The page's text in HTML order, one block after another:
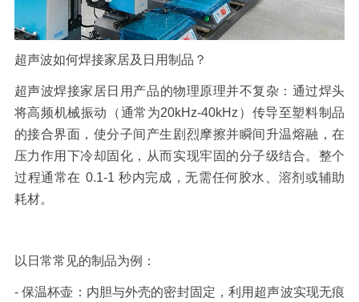
超声波如何焊接家居及日用制品？
超声波焊接家居日用产品的物理原理并不复杂：通过焊头
将高频机械振动（通常为20kHz-40kHz ）传导至塑料制品
的接合界面，使分子间产生剧烈摩擦并瞬间升温熔融，在
压力作用下冷却固化，从而实现牢固的分子级结合。整个
过程通常在 0.1-1 秒内完成，无需任何胶水、溶剂或辅助
耗材。
以日常常见的制品为例：
-保温杯壶： 内胆与外壳的密封固定，利用超声波实现无痕